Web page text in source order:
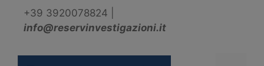
contenuto
+39 3920078824
info@reservinvestigazioni.it